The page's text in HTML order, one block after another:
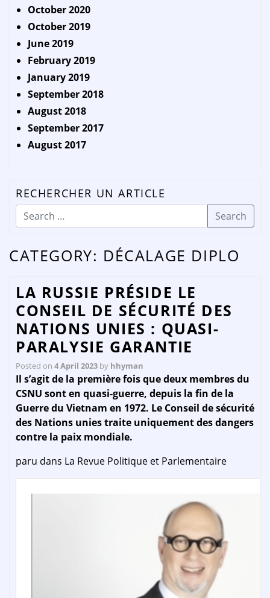
October 2020
October 2019
June 2019
February 2019
January 2019
September 2018
August 2018
September 2017
August 2017
RECHERCHER UN ARTICLE
Search
CATEGORY: DÉCALAGE DIPLO
LA RUSSIE PRÉSIDE LE
CONSEIL DE SÉCURITÉ DES
NATIONS UNIES : QUASI-
PARALYSIE GARANTIE
Posted on 4 April 2023 by hhyman
Il s’agit de la première fois que deux membres du
CSNU sont en quasi-guerre, depuis la fin de la
Guerre du Vietnam en 1972. Le Conseil de sécurité
des Nations unies traite uniquement des dangers
contre la paix mondiale.
paru dans La Revue Politique et Parlementaire